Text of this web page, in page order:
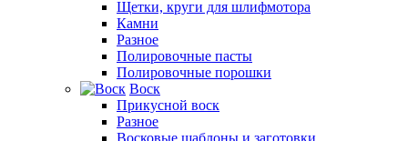
Щетки, круги для шлифмотора
Камни
Разное
Полировочные пасты
Полировочные порошки
Воск
Прикусной воск
Разное
Восковые шаблоны и заготовки